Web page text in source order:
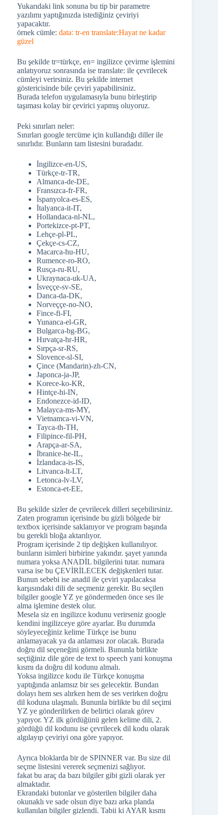
Yukarıdaki link sonuna bu tip bir parametre
yazılımı yaptığınızda istediğiniz çeviriyi
yapacaktır.
örnek cümle: data: tr-en translate:Hayat ne kadar
güzel
Bu şekilde tr=türkçe, en= ingilizce çevirme işlemini
anlatıyoruz sonrasında ise translate: ile çevrilecek
cümleyi verirsiniz. Bu şekilde internet
göstericisinde bile çeviri yapabilirsiniz.
Burada telefon uygulamasıyla bunu birleştirip
taşıması kolay bir çevirici yapmış oluyoruz.
Peki sınırları neler:
Sınırları google tercüme için kullandığı diller ile
sınırlıdır. Bunların tam listesini buradadır.
İngilizce-en-US,
Türkçe-tr-TR,
Almanca-de-DE,
Fransızca-fr-FR,
İspanyolca-es-ES,
İtalyanca-it-IT,
Hollandaca-nl-NL,
Portekizce-pt-PT,
Lehçe-pl-PL,
Çekçe-cs-CZ,
Macarca-hu-HU,
Rumence-ro-RO,
Rusça-ru-RU,
Ukraynaca-uk-UA,
İsveççe-sv-SE,
Danca-da-DK,
Norveççe-no-NO,
Fince-fi-FI,
Yunanca-el-GR,
Bulgarca-bg-BG,
Hırvatça-hr-HR,
Sırpça-sr-RS,
Slovence-sl-SI,
Çince (Mandarin)-zh-CN,
Japonca-ja-JP,
Korece-ko-KR,
Hintçe-hi-IN,
Endonezce-id-ID,
Malayca-ms-MY,
Vietnamca-vi-VN,
Tayca-th-TH,
Filipince-fil-PH,
Arapça-ar-SA,
İbranice-he-IL,
İzlandaca-is-IS,
Litvanca-lt-LT,
Letonca-lv-LV,
Estonca-et-EE,
Bu şekilde sizler de çevrilecek dilleri seçebilirsiniz.
Zaten programın içerisinde bu gizli bölgede bir
textbox içerisinde saklanıyor ve program başında
bu gerekli bloğa aktarılıyor.
Program içerisinde 2 tip değişken kullanılıyor.
bunların isimleri birbirine yakındır. şayet yanında
numara yoksa ANADİL bilgilerini tutar. numara
varsa ise bu ÇEVİRİLECEK değişkenleri tutar.
Bunun sebebi ise anadil ile çeviri yapılacaksa
karşısındaki dili de seçmeniz gerekir. Bu seçilen
bilgiler google YZ ye göndermeden önce ses ile
alma işlemine destek olur.
Mesela siz en ingilizce kodunu verirseniz google
kendini ingilizceye göre ayarlar. Bu durumda
söyleyeceğiniz kelime Türkçe ise bunu
anlamayacak ya da anlaması zor olacak. Burada
doğru dil seçeneğini görmeli. Bununla birlikte
seçtiğiniz dile göre de text to speech yani konuşma
kısmı da doğru dil kodunu almalı.
Yoksa ingilizce kodu ile Türkçe konuşma
yaptığında anlamsız bir ses gelecektir. Bundan
dolayı hem ses alırken hem de ses verirken doğru
dil koduna ulaşmalı. Bununla birlikte bu dil seçimi
YZ ye gönderilirken de belirtici olarak görev
yapıyor. YZ ilk gördüğünü gelen kelime dili, 2.
gördüğü dil kodunu ise çevrilecek dil kodu olarak
algılayıp çeviriyi ona göre yapıyor.
Ayrıca bloklarda bir de SPINNER var. Bu size dil
seçme listesini vererek seçmenizi sağlıyor.
fakat bu araç da bazı bilgiler gibi gizli olarak yer
almaktadır.
Ekrandaki butonlar ve gösterilen bilgiler daha
okunaklı ve sade olsun diye bazı arka planda
kullanılan bilgiler gizlendi. Tabii ki AYAR kısmı